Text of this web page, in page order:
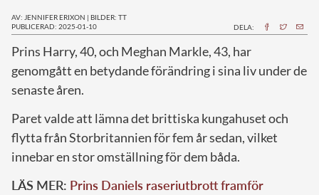
AV: JENNIFER ERIXON | BILDER: TT
PUBLICERAD: 2025-01-10
DELA:
Prins Harry, 40, och Meghan Markle, 43, har
genomgått en betydande förändring i sina liv under de
senaste åren.
Paret valde att lämna det brittiska kungahuset och
flytta från Storbritannien för fem år sedan, vilket
innebar en stor omställning för dem båda.
LÄS MER: Prins Daniels raseriutbrott framför